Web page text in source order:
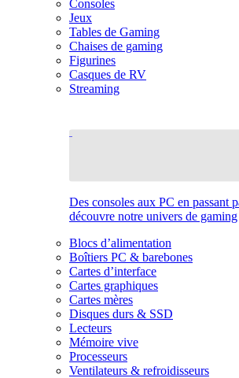
Consoles
Jeux
Tables de Gaming
Chaises de gaming
Figurines
Casques de RV
Streaming
Des consoles aux PC en passant
découvre notre univers de gaming
Blocs d’alimentation
Boîtiers PC & barebones
Cartes d’interface
Cartes graphiques
Cartes mères
Disques durs & SSD
Lecteurs
Mémoire vive
Processeurs
Ventilateurs & refroidisseurs